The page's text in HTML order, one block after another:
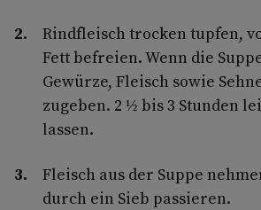
Rindfleisch trocken tupfen,
Fett befreien. Wenn die
Gewürze, Fleisch sowie
zugeben. 2 ½ bis 3 Stunden
lassen.
Fleisch aus der Suppe
durch ein Sieb passieren.